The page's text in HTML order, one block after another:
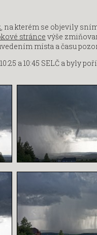
, na kterém se objevily
stránce výše
místa a času
a 10:45 SELČ a byly